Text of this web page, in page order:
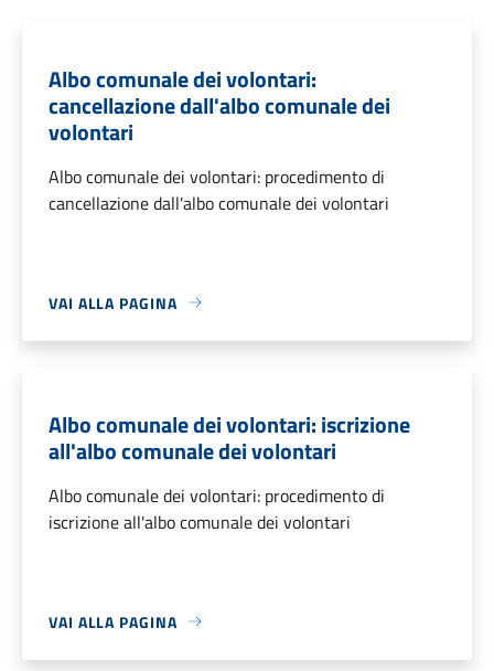
Albo comunale dei volontari:
cancellazione dall'albo comunale dei
volontari
Albo comunale dei volontari: procedimento di
cancellazione dall'albo comunale dei volontari
VAI ALLA PAGINA
Albo comunale dei volontari: iscrizione
all'albo comunale dei volontari
Albo comunale dei volontari: procedimento di
iscrizione all'albo comunale dei volontari
VAI ALLA PAGINA